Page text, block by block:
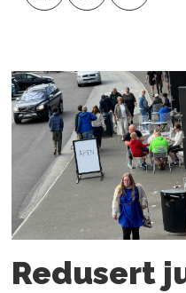
Redusert